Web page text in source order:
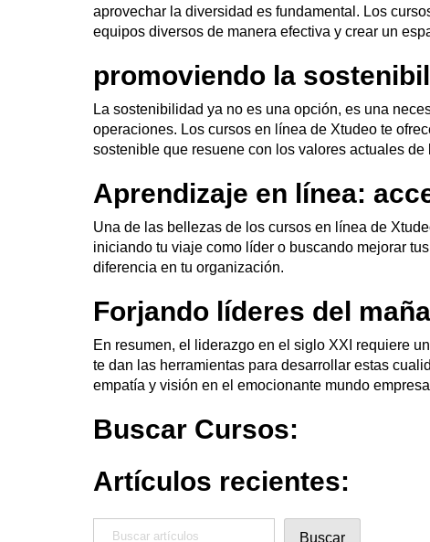
aprovechar la diversidad es fundamental. Los
equipos diversos de manera efectiva y crear un
promoviendo la
La sostenibilidad ya no es una opción, es una
operaciones. Los cursos en línea de Xtudeo te
sostenible que resuene con los valores actuales de
Aprendizaje en línea:
Una de las bellezas de los cursos en línea de
iniciando tu viaje como líder o buscando mejorar
diferencia en tu organización.
Forjando líderes del
En resumen, el liderazgo en el siglo XXI requiere
te dan las herramientas para desarrollar estas
empatía y visión en el emocionante mundo
Buscar Cursos:
Artículos recientes:
Buscar